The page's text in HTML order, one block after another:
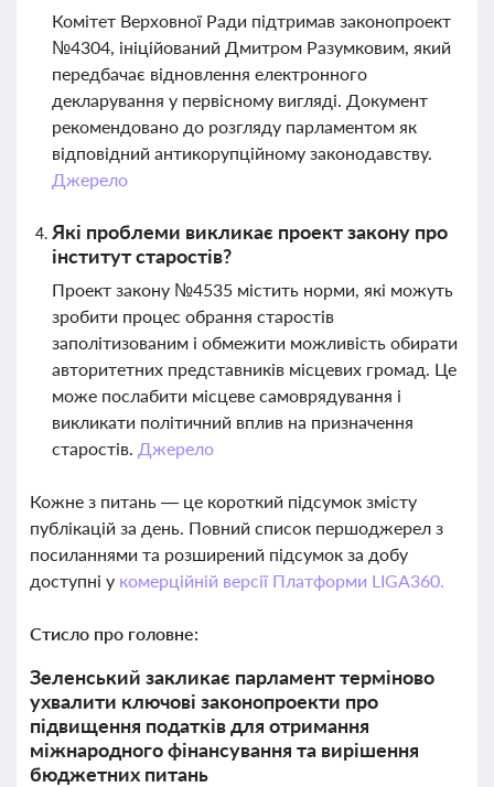
Комітет Верховної Ради підтримав законопроект
№4304, ініційований Дмитром Разумковим, який
передбачає відновлення електронного
декларування у первісному вигляді. Документ
рекомендовано до розгляду парламентом як
відповідний антикорупційному законодавству.
Джерело
Які проблеми викликає проект закону про
інститут старостів?
Проект закону №4535 містить норми, які можуть
зробити процес обрання старостів
заполітизованим і обмежити можливість обирати
авторитетних представників місцевих громад. Це
може послабити місцеве самоврядування і
викликати політичний вплив на призначення
старостів. Джерело
Кожне з питань — це короткий підсумок змісту
публікацій за день. Повний список першоджерел з
посиланнями та розширений підсумок за добу
доступні у комерційній версії Платформи LIGA360.
Стисло про головне:
Зеленський закликає парламент терміново
ухвалити ключові законопроекти про
підвищення податків для отримання
міжнародного фінансування та вирішення
бюджетних питань